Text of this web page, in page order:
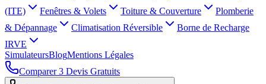
(ITE)
Fenêtres & Volets Toiture & Couverture
Plomberie
& Dépannage
Climatisation Réversible
Borne de Recharge
IRVE
SimulateursBlogMentions Légales
Comparer 3 Devis Gratuits